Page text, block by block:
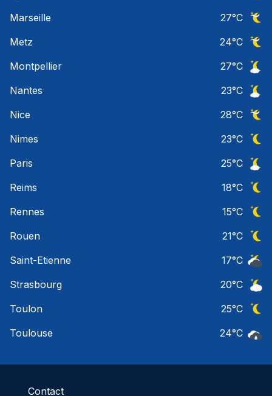
Marseille
27°C
Metz
24°C
Montpellier
27°C
Nantes
23°C
Nice
28°C
Nimes
23°C
Paris
25°C
Reims
18°C
Rennes
15°C
Rouen
21°C
Saint-Etienne
17°C
Strasbourg
20°C
Toulon
25°C
Toulouse
24°C
Contact